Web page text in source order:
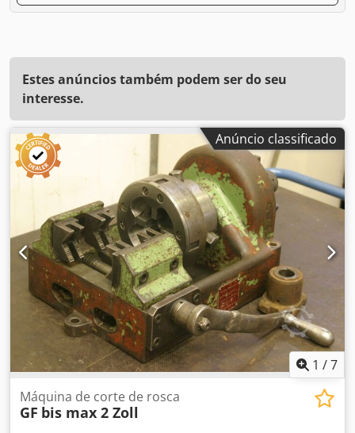
Estes anúncios também podem ser do seu
interesse.
Anúncio classificado
1 /7
Máquina de corte de rosca
GF bis max 2 Zoll